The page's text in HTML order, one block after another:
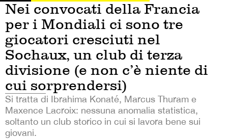
Nei convocati della Francia
per i Mondiali ci sono tre
giocatori cresciuti nel
Sochaux, un club di terza
divisione (e non c’è niente di
cui sorprendersi)
Si tratta di Ibrahima Konaté, Marcus Thuram e
Maxence Lacroix: nessuna anomalia statistica,
soltanto un club storico in cui si lavora bene sui
giovani.